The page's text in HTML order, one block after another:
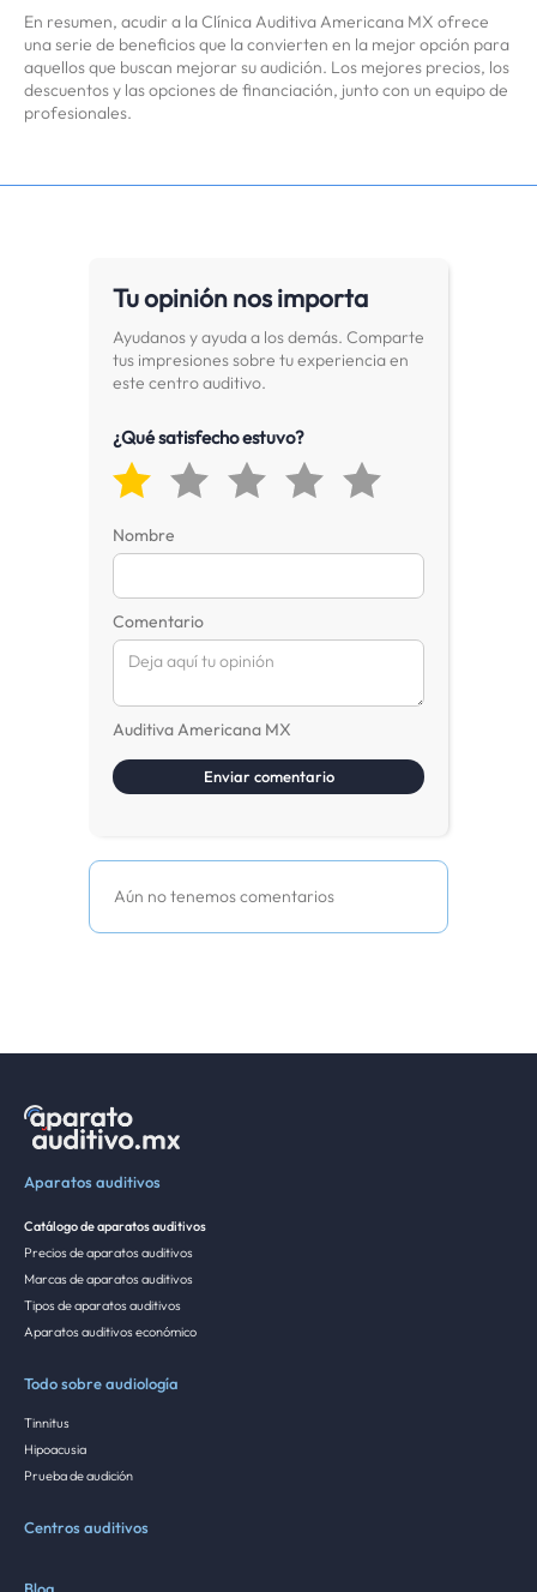
En resumen, acudir a la Clínica Auditiva Americana MX ofrece
una serie de beneficios que la convierten en la mejor opción para
aquellos que buscan mejorar su audición. Los mejores precios, los
descuentos y las opciones de financiación, junto con un equipo de
profesionales.
Tu opinión nos importa
Ayudanos y ayuda a los demás. Comparte
tus impresiones sobre tu experiencia en
este centro auditivo.
¿Qué satisfecho estuvo?
Nombre
Comentario
Auditiva Americana MX
Aún no tenemos comentarios
Aparatos auditivos
Catálogo de aparatos auditivos
Precios de aparatos auditivos
Marcas de aparatos auditivos
Tipos de aparatos auditivos
Aparatos auditivos económico
Todo sobre audiología
Tinnitus
Hipoacusia
Prueba de audición
Centros auditivos